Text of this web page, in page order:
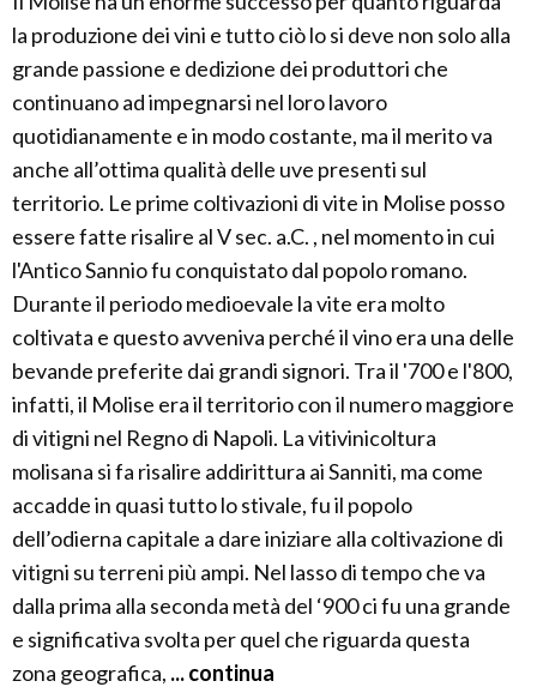
la produzione dei vini e tutto ciò lo si deve non solo alla
grande passione e dedizione dei produttori che
continuano ad impegnarsi nel loro lavoro
quotidianamente e in modo costante, ma il merito va
anche all’ottima qualità delle uve presenti sul
territorio. Le prime coltivazioni di vite in Molise posso
essere fatte risalire al V sec. a.C. , nel momento in cui
l'Antico Sannio fu conquistato dal popolo romano.
Durante il periodo medioevale la vite era molto
coltivata e questo avveniva perché il vino era una delle
bevande preferite dai grandi signori. Tra il '700 e l'800,
infatti, il Molise era il territorio con il numero maggiore
di vitigni nel Regno di Napoli. La vitivinicoltura
molisana si fa risalire addirittura ai Sanniti, ma come
accadde in quasi tutto lo stivale, fu il popolo
dell’odierna capitale a dare iniziare alla coltivazione di
vitigni su terreni più ampi. Nel lasso di tempo che va
dalla prima alla seconda metà del ‘900 ci fu una grande
e significativa svolta per quel che riguarda questa
zona geografica, ... continua